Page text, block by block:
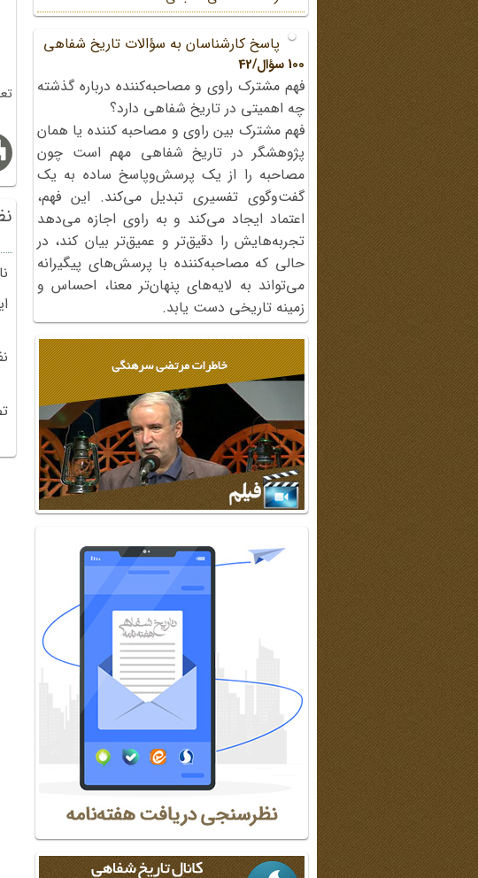
پاسخ کارشناسان به سؤالات تاریخ شفاهی
100 سؤال/42
فهم مشترک راوی و مصاحبه‌کننده درباره گذشته
چه اهمیتی در تاریخ شفاهی دارد؟
فهم مشترک بین راوی و مصاحبه کننده یا همان
پژوهشگر در تاریخ شفاهی مهم است چون
مصاحبه را از یک پرسش‌وپاسخ ساده به یک
گفت‌وگوی تفسیری تبدیل می‌کند. این فهم،
اعتماد ایجاد می‌کند و به راوی اجازه می‌دهد
تجربه‌هایش را دقیق‌تر و عمیق‌تر بیان کند، در
حالی که مصاحبه‌کننده با پرسش‌های پیگیرانه
می‌تواند به لایه‌های پنهان‌تر معنا، احساس و
زمینه تاریخی دست یابد.